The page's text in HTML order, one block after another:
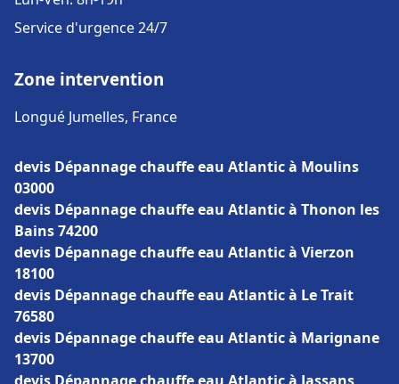
Service d'urgence 24/7
Zone intervention
Longué Jumelles, France
devis Dépannage chauffe eau Atlantic à Moulins
03000
devis Dépannage chauffe eau Atlantic à Thonon les
Bains 74200
devis Dépannage chauffe eau Atlantic à Vierzon
18100
devis Dépannage chauffe eau Atlantic à Le Trait
76580
devis Dépannage chauffe eau Atlantic à Marignane
13700